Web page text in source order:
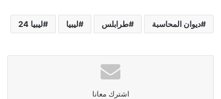
ديوان المحاسبة طرابلس ليبيا ليبيا 24
اشترك معانا